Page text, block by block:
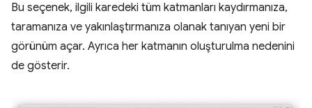
Bu seçenek, ilgili karedeki tüm katmanları kaydırmanıza,
taramanıza ve yakınlaştırmanıza olanak tanıyan yeni bir
görünüm açar. Ayrıca her katmanın oluşturulma nedenini
de gösterir.